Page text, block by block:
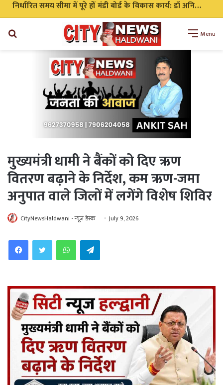
निर्धारित समय सीमा में पूरे हों मंडी बोर्ड के विकास कार्य: डॉ अनिल डब्बू
Menu
मुख्यमंत्री धामी ने बैंकों को दिए ऋण
वितरण बढ़ाने के निर्देश, कम ऋण-जमा
अनुपात वाले जिलों में लगेंगे विशेष शिविर
CityNewsHaldwani - न्यूज़ डेस्क July 9, 2026
WhatsAppTelegram